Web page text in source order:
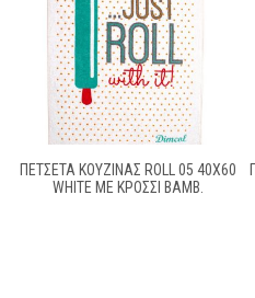
ΠΕΤΣΕΤΑ ΚΟΥΖΙΝΑΣ ROLL 05 40Χ60
WHITE ΜΕ ΚΡΟΣΣΙ ΒΑΜΒ.